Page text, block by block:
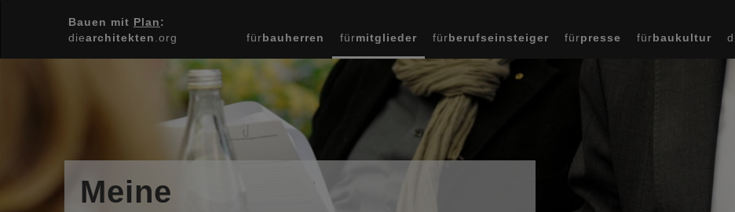
Bauen mit Plan:
diearchitekten .org fürbauherren fürmitglieder fürberufseinsteiger fürpresse fürbaukultur
Meine